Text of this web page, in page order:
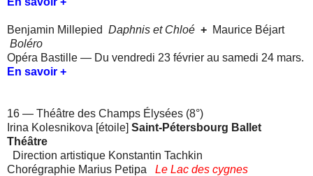
Benjamin Millepied Daphnis et Chloé + Maurice Béjart
Boléro
Opéra Bastille — Du vendredi 23 février au samedi 24 mars.
En savoir +
16 — Théâtre des Champs Élysées (8°)
Irina Kolesnikova [étoile] Saint-Pétersbourg Ballet
Théâtre
Direction artistique Konstantin Tachkin
Chorégraphie Marius Petipa
Le Lac des cygnes